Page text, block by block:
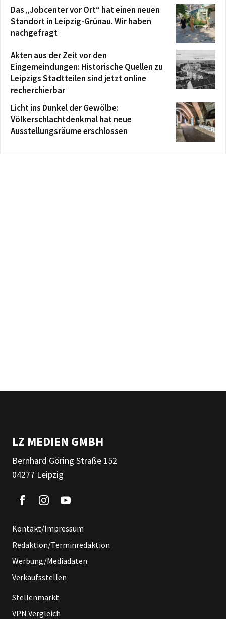
Das „Jobcenter vor Ort“ hat einen neuen
Standort in Leipzig-Grünau. Wir haben
nachgefragt
Akten aus der Zeit vor den
Eingemeindungen: Historische Quellen zu
Leipzigs Stadtteilen sind jetzt online
recherchierbar
Licht ins Dunkel der Gewölbe:
Völkerschlachtdenkmal hat neue
Ausstellungsräume erschlossen
LZ MEDIEN GMBH
Bernhard Göring Straße 152
04277 Leipzig
Kontakt/Impressum
Redaktion/Terminredaktion
Werbung/Mediadaten
Verkaufsstellen
Stellenmarkt
VPN Vergleich